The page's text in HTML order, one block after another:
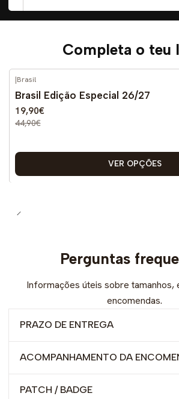
Completa o teu
-56% DESCONTO
|Brasil
Brasil Edição Especial 26/27
19,90€
44,90€
VER OPÇÕES
Perguntas
Informações úteis sobre tamanhos,
encomendas.
PRAZO DE ENTREGA
ACOMPANHAMENTO DA
PATCH / BADGE